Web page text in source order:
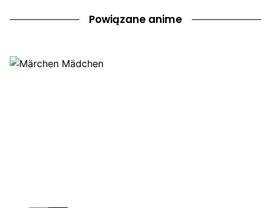
Powiązane anime